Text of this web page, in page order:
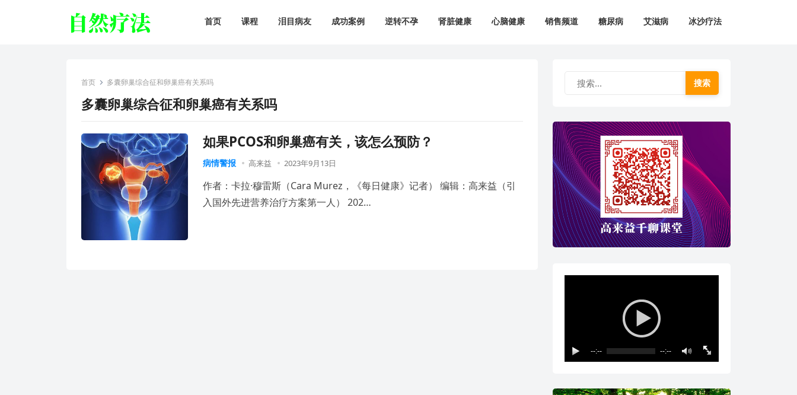
首页 课程 泪目病友 成功案例 逆转不孕 肾脏健康 心脑健康 销售频道 糖尿病 艾滋病 冰沙疗法
首页 多囊卵巢综合征和卵巢癌有关系吗
多囊卵巢综合征和卵巢癌有关系吗
如果PCOS和卵巢癌有关，该怎么预防？
病情警报 高来益 2023年9月13日
作者：卡拉·穆雷斯（Cara Murez，《每日健康》记者） 编辑：高来益（引
入国外先进营养治疗方案第一人） 202…
搜索
--:-- --:--